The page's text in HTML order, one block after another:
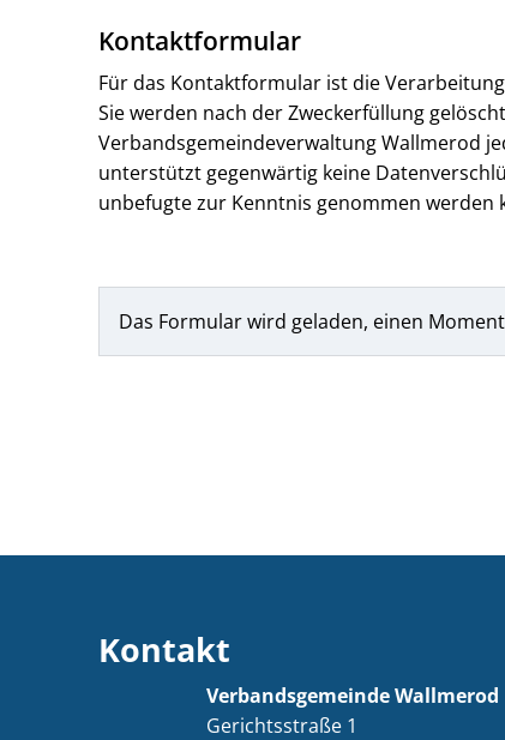
Kontaktformular
Für das Kontaktformular ist die
Sie werden nach der Zweckerfüllung
Verbandsgemeindeverwaltung Wallmerod
unterstützt gegenwärtig keine
unbefugte zur Kenntnis genommen werden
Das Formular wird geladen, einen
Kontakt
Verbandsgemeinde Wallmerod
Gerichtsstraße 1